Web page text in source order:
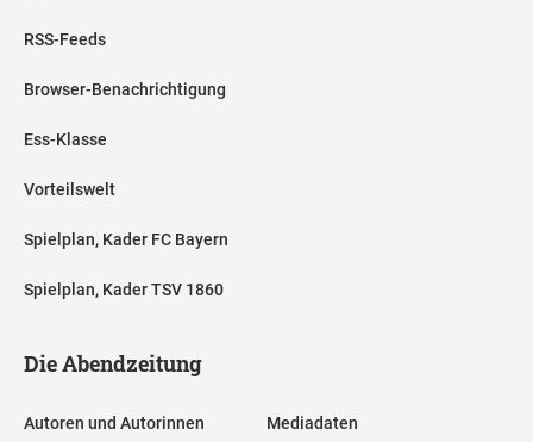
RSS-Feeds
Browser-Benachrichtigung
Ess-Klasse
Vorteilswelt
Spielplan, Kader FC Bayern
Spielplan, Kader TSV 1860
Die Abendzeitung
Autoren und Autorinnen Mediadaten